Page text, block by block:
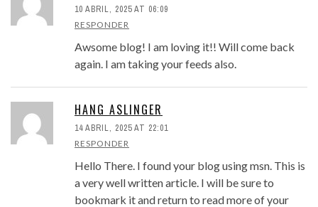
10 ABRIL, 2025 AT 06:09
RESPONDER
Awsome blog! I am loving it!! Will come back
again. I am taking your feeds also.
HANG ASLINGER
14 ABRIL, 2025 AT 22:01
RESPONDER
Hello There. I found your blog using msn. This is
a very well written article. I will be sure to
bookmark it and return to read more of your